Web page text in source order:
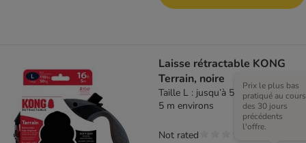
Laisse rétractable KONG
Terrain, noire
Taille L : jusqu’à 50 kg, sangle de
5 m environs
Prix le plus bas
pratiqué au cours
des 30 jours
précédents
l'offre.
Not rated